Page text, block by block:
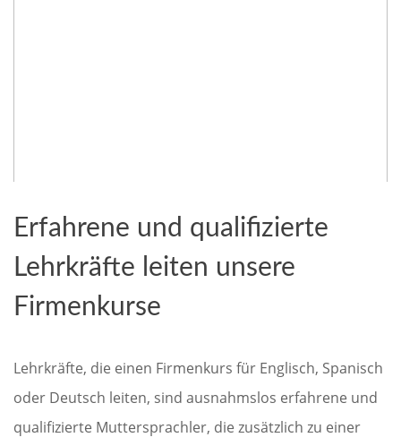
Erfahrene und qualifizierte
Lehrkräfte leiten unsere
Firmenkurse
Lehrkräfte, die einen Firmenkurs für Englisch, Spanisch
oder Deutsch leiten, sind ausnahmslos erfahrene und
qualifizierte Muttersprachler, die zusätzlich zu einer